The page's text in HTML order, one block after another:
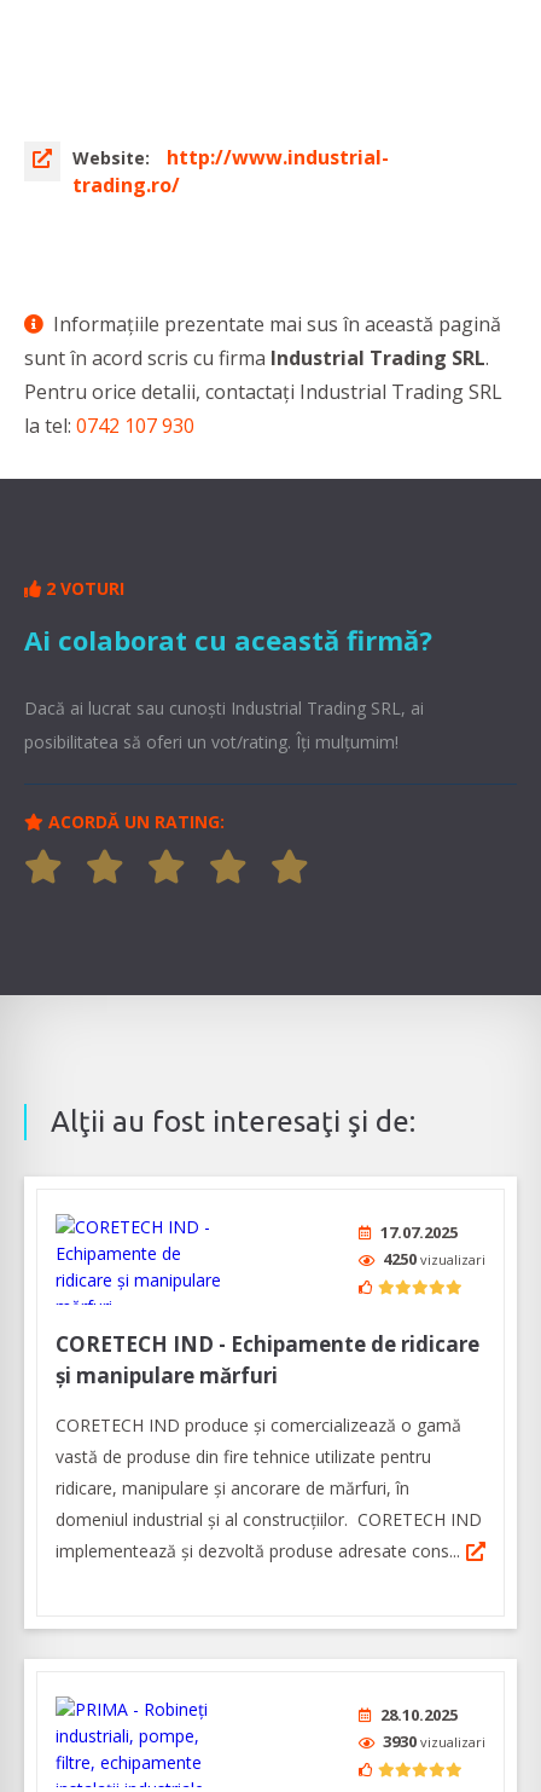
Website:
http://www.industrial-
trading.ro/
Informaţiile prezentate mai sus în această pagină
sunt în acord scris cu firma Industrial Trading SRL.
Pentru orice detalii, contactaţi Industrial Trading SRL
la tel: 0742 107 930
2 VOTURI
Ai colaborat cu această firmă?
Dacă ai lucrat sau cunoşti Industrial Trading SRL, ai
posibilitatea să oferi un vot/rating. Îți mulțumim!
ACORDĂ UN RATING:
Alţii au fost interesaţi şi de:
17.07.2025
4250 vizualizari
CORETECH IND - Echipamente de ridicare
și manipulare mărfuri
CORETECH IND produce şi comercializează o gamă
vastă de produse din fire tehnice utilizate pentru
ridicare, manipulare și ancorare de mărfuri, în
domeniul industrial şi al construcţiilor. CORETECH IND
implementează și dezvoltă produse adresate cons...
28.10.2025
3930 vizualizari